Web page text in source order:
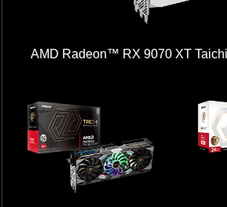
AMD Radeon™ RX 9070 XT